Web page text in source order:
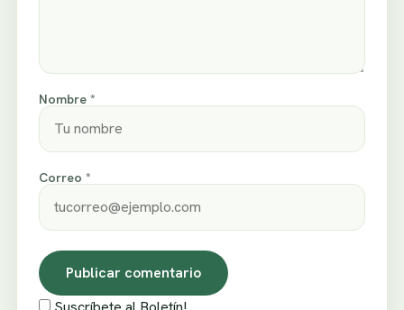
Nombre *
Correo *